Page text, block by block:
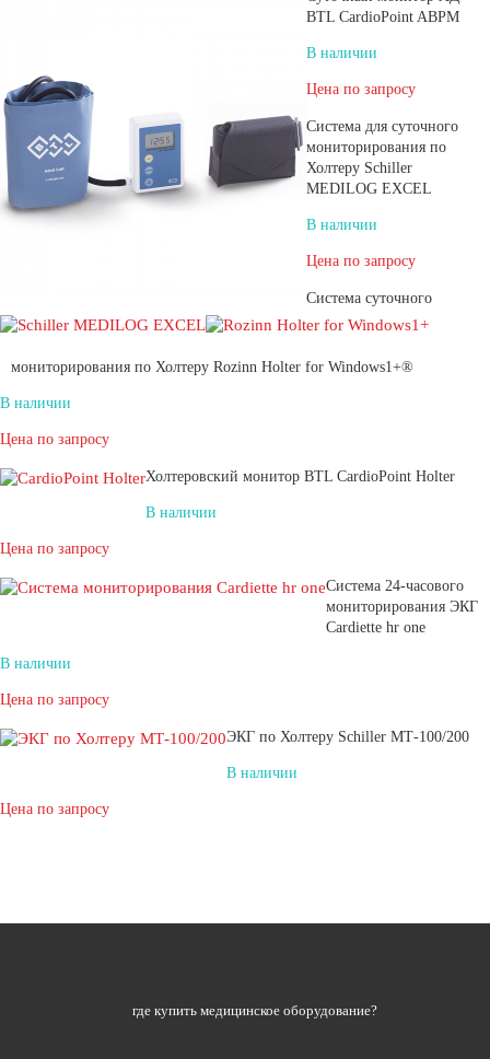
BTL CardioPoint ABPM
В наличии
Цена по запросу
Система для суточного
мониторирования по
Холтеру Schiller
MEDILOG EXCEL
В наличии
Цена по запросу
Система суточного
мониторирования по Холтеру Rozinn Holter for Windows1+®
В наличии
Цена по запросу
Холтеровский монитор BTL CardioPoint Holter
В наличии
Цена по запросу
Система 24-часового
мониторирования ЭКГ
Cardiette hr one
В наличии
Цена по запросу
ЭКГ по Холтеру Schiller МТ-100/200
В наличии
Цена по запросу
где купить медицинское оборудование?